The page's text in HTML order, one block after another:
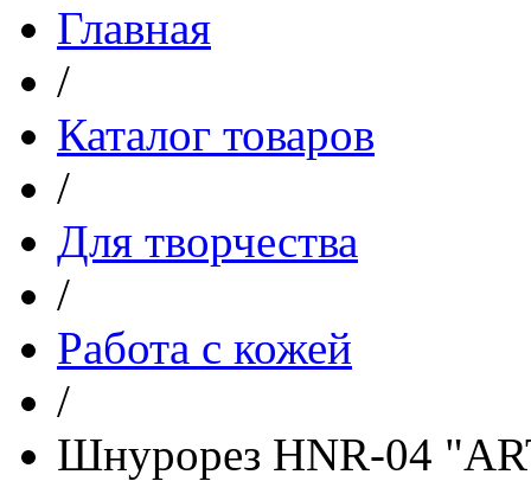
Главная
/
Каталог товаров
/
Для творчества
/
Работа с кожей
/
Шнурорез HNR-04